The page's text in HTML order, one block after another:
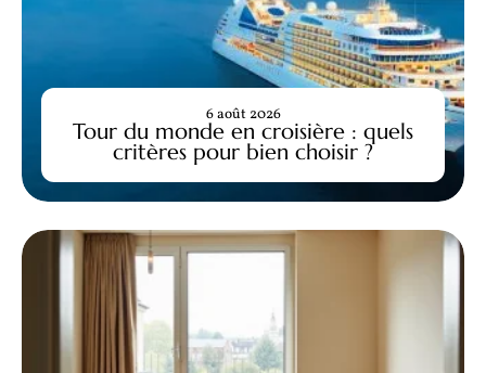
Tour du monde en croisière : quels
critères pour bien choisir ?
6 août 2026